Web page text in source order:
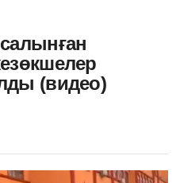
(видео)